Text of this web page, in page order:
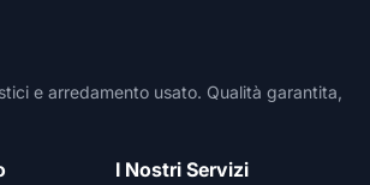
e arredamento usato. Qualità garantita,
I Nostri Servizi